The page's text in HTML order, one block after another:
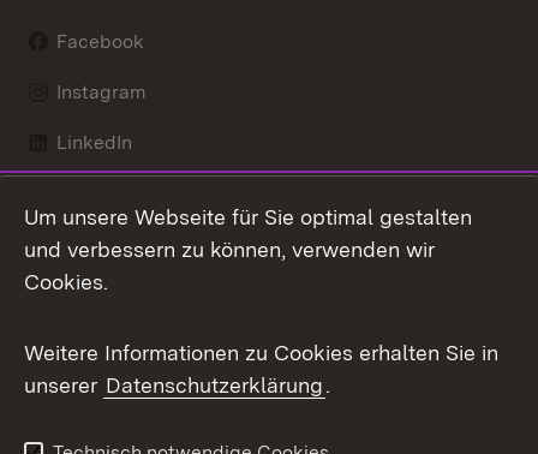
Facebook
Instagram
LinkedIn
X / Twitter
Youtube
Kontakt
Datenschutz
Um unsere Webseite für Sie optimal gestalten
und verbessern zu können, verwenden wir
Cookies.
Weitere Informationen zu Cookies erhalten Sie in
unserer Datenschutzerklärung.